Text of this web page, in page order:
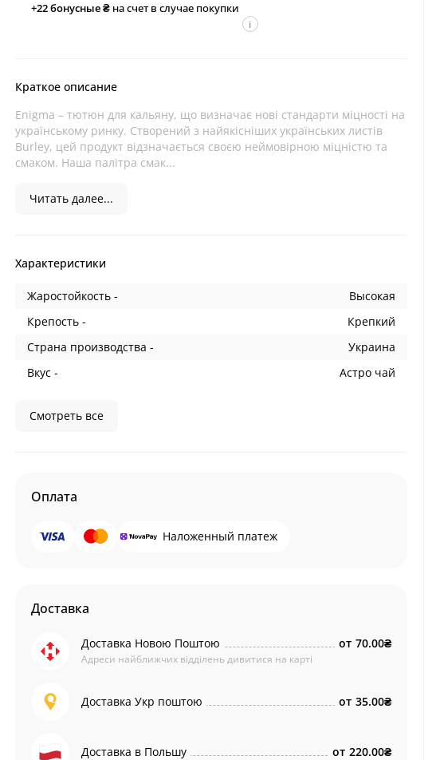
+22бонусные ₴на счет в случае покупки
i
Краткое описание
Enigma – тютюн для кальяну, що визначає нові стандарти міцності на
українському ринку. Створений з найякісніших українських листів
Burley, цей продукт відзначається своєю неймовірною міцністю та
смаком. Наша палітра смак...
Читать далее...
Характеристики
Жаростойкость -
Высокая
Крепость -
Крепкий
Страна производства -
Украина
Вкус -
Астро чай
Смотреть все
Оплата
Наложенный платеж
Доставка
Доставка Новою Поштою
Адреси найближчих відділень дивитися на карті
от 70.00₴
Доставка Укр поштою от 35.00₴
Доставка в Польшу от 220.00₴